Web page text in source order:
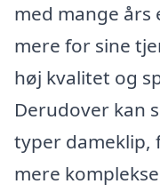
med mange
mere for sine
høj kvalitet og
Derudover kan
typer dameklip,
mere